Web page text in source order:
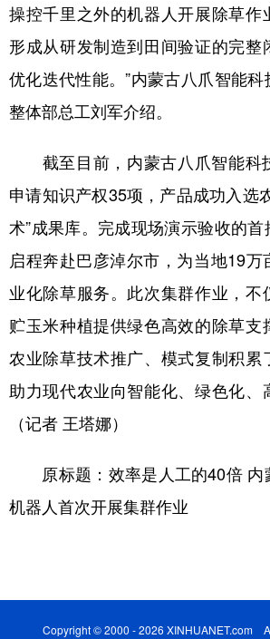
多语种频道
English Español Français
Deutsch Português
操控千里之外的机器人开展除草作
形成从研发制造到田间验证的完整
优化迭代性能。”内蒙古八爪智能科
整体部总工刘军介绍。
截至目前，内蒙古八爪智能科
申请知识产权35项，产品成功入选
术”成果库。完成现场演示验收的
启程奔赴巴彦淖尔市，为当地19
业化除草服务。此次集群作业，不
贮玉米种植提供绿色高效的除草支
农业除草技术推广、模式复制积累
助力现代农业向智能化、绿色化、
（记者 王塔娜）
原标题：效率是人工的40倍 内
机器人首次开展集群作业
Copyright © 2000 - 2026 XINHUANET.com